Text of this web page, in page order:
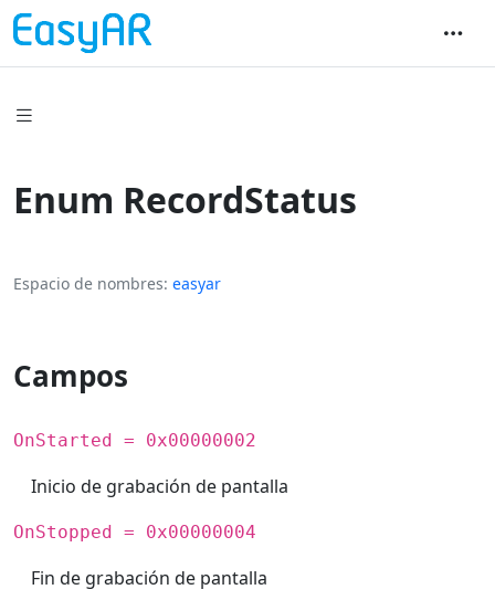
Enum RecordStatus
Espacio de nombres easyar
Campos
OnStarted = 0x00000002
Inicio de grabación de pantalla
OnStopped = 0x00000004
Fin de grabación de pantalla